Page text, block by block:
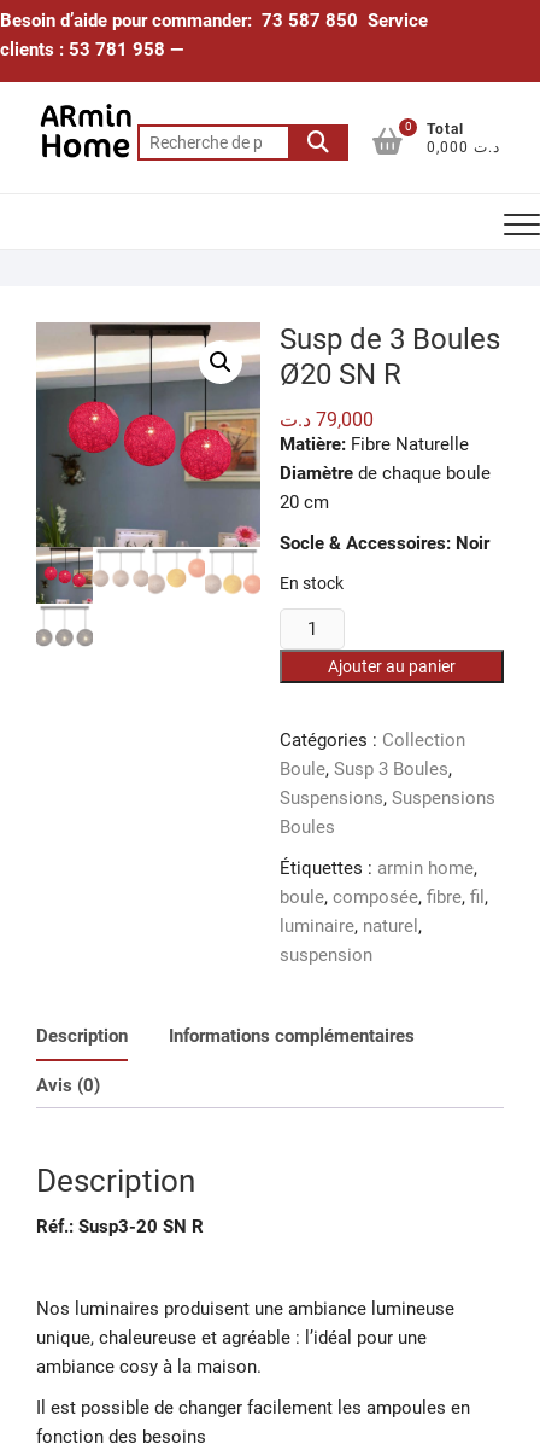
Skip
to
Besoin d’aide pour commander: 73 587 850 Service
clients : 53 781 958 —
Recherche
pour :
0
Total
0,000 د.ت
Susp de 3 Boules
Ø20 SN R
79,000 د.ت
Matière:Fibre Naturelle
Diamètrede chaque boule
20 cm
Socle & Accessoires: Noir
En stock
quantité
de
Susp
3
Boules
Ø20
SN
R
Ajouter au panier
Catégories : Collection
Boule, Susp 3 Boules,
Suspensions, Suspensions
Boules
Étiquettes : armin home,
boule, composée, fibre, fil ,
luminaire, naturel ,
suspension
Description Informations complémentaires
Avis (0)
Description
Réf.: Susp3-20 SN R
Nos luminaires produisent une ambiance lumineuse
unique, chaleureuse et agréable : l’idéal pour une
ambiance cosy à la maison.
Il est possible de changer facilement les ampoules en
fonction des besoins